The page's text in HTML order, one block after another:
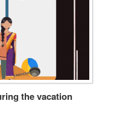
the vacation